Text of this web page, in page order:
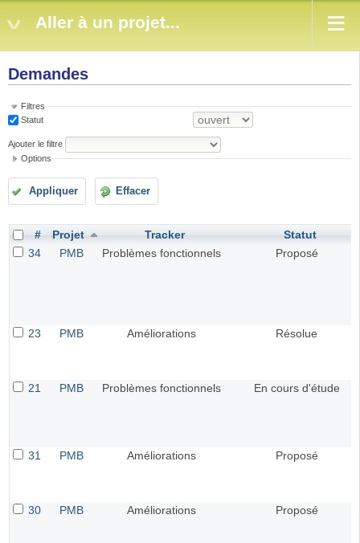
Aller à un projet...
Demandes
Filtres
Statut
Ajouter le filtre
Options
Appliquer Effacer
# Projet Tracker
Statut
34
PMB Problèmes fonctionnels Proposé
23 PMB Améliorations Résolue
21 PMB Problèmes fonctionnels En cours d'étude
31 PMB Améliorations Proposé
30 PMB Améliorations Proposé